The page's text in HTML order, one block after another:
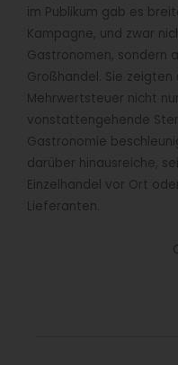
im Publikum gab es
Kampagne, und zwar
Gastronomen, sondern
Großhandel. Sie zeigten
Mehrwertsteuer nicht
vonstattengehende
Gastronomie
darüber hinausreiche,
Einzelhandel vor Ort
Lieferanten.